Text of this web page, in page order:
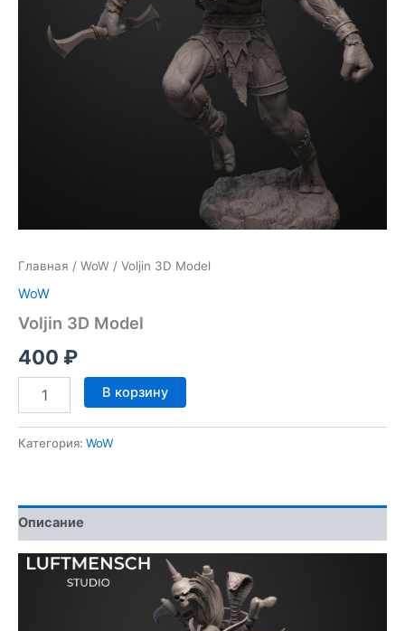
Главная / WoW / Voljin 3D Model
WoW
Voljin 3D Model
400 ₽
товара
3D
В корзину
Категория: WoW
Описание